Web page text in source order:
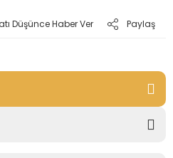
Düşünce Haber Ver Paylaş